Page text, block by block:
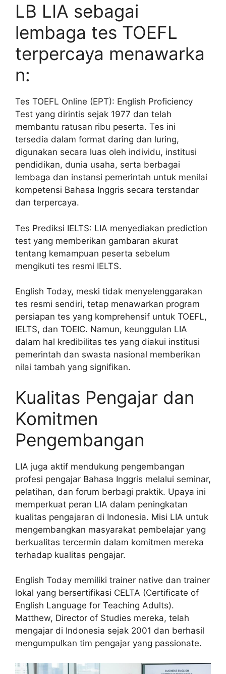
LB LIA sebagai
lembaga tes TOEFL
terpercaya menawarka
n:
Tes TOEFL Online (EPT): English Proficiency
Test yang dirintis sejak 1977 dan telah
membantu ratusan ribu peserta. Tes ini
tersedia dalam format daring dan luring,
digunakan secara luas oleh individu, institusi
pendidikan, dunia usaha, serta berbagai
lembaga dan instansi pemerintah untuk menilai
kompetensi Bahasa Inggris secara terstandar
dan terpercaya.
Tes Prediksi IELTS: LIA menyediakan prediction
test yang memberikan gambaran akurat
tentang kemampuan peserta sebelum
mengikuti tes resmi IELTS.
English Today, meski tidak menyelenggarakan
tes resmi sendiri, tetap menawarkan program
persiapan tes yang komprehensif untuk TOEFL,
IELTS, dan TOEIC. Namun, keunggulan LIA
dalam hal kredibilitas tes yang diakui institusi
pemerintah dan swasta nasional memberikan
nilai tambah yang signifikan.
Kualitas Pengajar dan
Komitmen
Pengembangan
LIA juga aktif mendukung pengembangan
profesi pengajar Bahasa Inggris melalui seminar,
pelatihan, dan forum berbagi praktik. Upaya ini
memperkuat peran LIA dalam peningkatan
kualitas pengajaran di Indonesia. Misi LIA untuk
mengembangkan masyarakat pembelajar yang
berkualitas tercermin dalam komitmen mereka
terhadap kualitas pengajar.
English Today memiliki trainer native dan trainer
lokal yang bersertifikasi CELTA (Certificate of
English Language for Teaching Adults).
Matthew, Director of Studies mereka, telah
mengajar di Indonesia sejak 2001 dan berhasil
mengumpulkan tim pengajar yang passionate.